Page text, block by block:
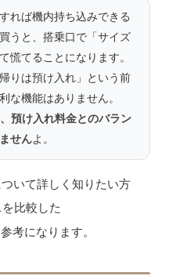
れば機内持ち込みできる
うと、搭乗口で「サイズ
慌てることになります。
りは預け入れ」という前
な機能はありません。
預け入れ料金とのバラン
せんよ。
いて詳しく知りたい方
比較した
考になります。